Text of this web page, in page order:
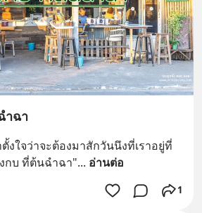
ำฉา
งใจว่าจะต้องมาสักวันนึงที่เราอยู่ที่
กบ ที่ต้นฉำฉา"... อ่านต่อ
1